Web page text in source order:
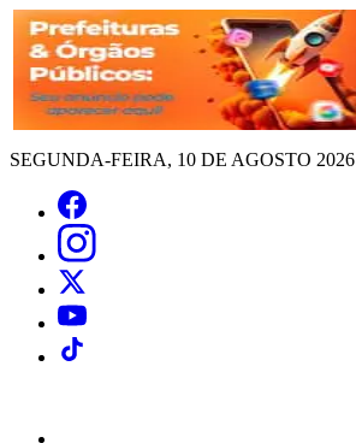
SEGUNDA-FEIRA, 10 DE AGOSTO 2026